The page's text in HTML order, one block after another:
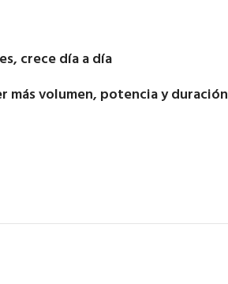
crece día a día
más volumen, potencia y duración